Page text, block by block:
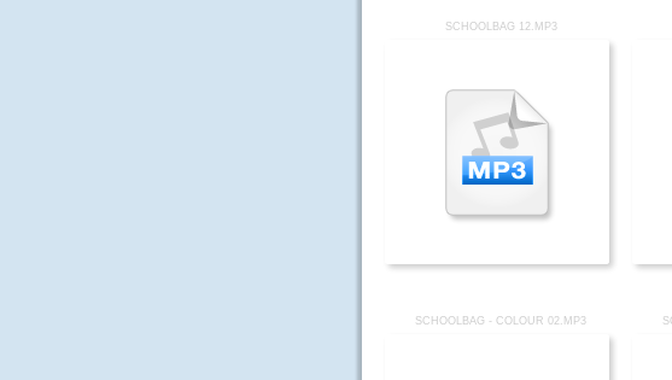
SCHOOLBAG 12.MP3
SCHOOLBAG - COLOUR 02.MP3